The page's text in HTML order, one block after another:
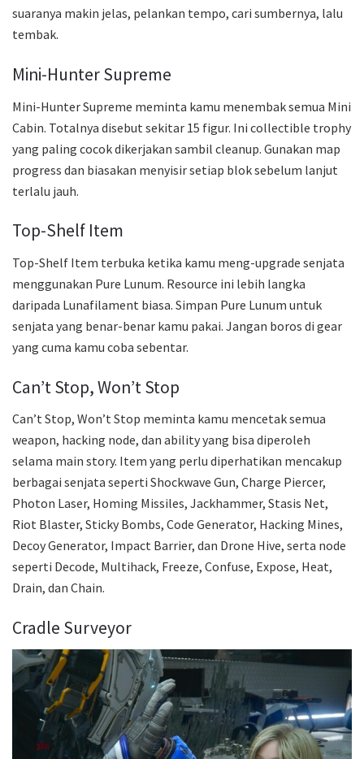
suaranya makin jelas, pelankan tempo, cari sumbernya, lalu
tembak.
Mini-Hunter Supreme
Mini-Hunter Supreme meminta kamu menembak semua Mini
Cabin. Totalnya disebut sekitar 15 figur. Ini collectible trophy
yang paling cocok dikerjakan sambil cleanup. Gunakan map
progress dan biasakan menyisir setiap blok sebelum lanjut
terlalu jauh.
Top-Shelf Item
Top-Shelf Item terbuka ketika kamu meng-upgrade senjata
menggunakan Pure Lunum. Resource ini lebih langka
daripada Lunafilament biasa. Simpan Pure Lunum untuk
senjata yang benar-benar kamu pakai. Jangan boros di gear
yang cuma kamu coba sebentar.
Can’t Stop, Won’t Stop
Can’t Stop, Won’t Stop meminta kamu mencetak semua
weapon, hacking node, dan ability yang bisa diperoleh
selama main story. Item yang perlu diperhatikan mencakup
berbagai senjata seperti Shockwave Gun, Charge Piercer,
Photon Laser, Homing Missiles, Jackhammer, Stasis Net,
Riot Blaster, Sticky Bombs, Code Generator, Hacking Mines,
Decoy Generator, Impact Barrier, dan Drone Hive, serta node
seperti Decode, Multihack, Freeze, Confuse, Expose, Heat,
Drain, dan Chain.
Cradle Surveyor